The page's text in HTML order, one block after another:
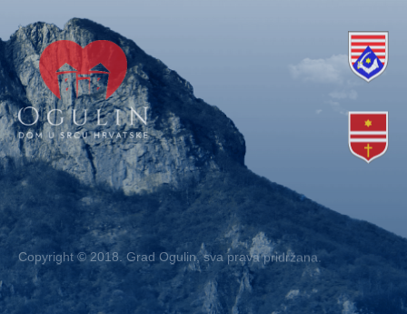
Copyright © 2018. Grad Ogulin, sva prava pridržana.
Design by EA93